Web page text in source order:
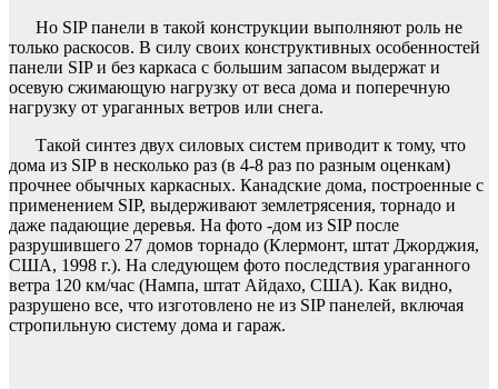
Но SIP панели в такой конструкции выполняют роль не
только раскосов. В силу своих конструктивных особенностей
панели SIP и без каркаса с большим запасом выдержат и
осевую сжимающую нагрузку от веса дома и поперечную
нагрузку от ураганных ветров или снега.
Такой синтез двух силовых систем приводит к тому, что
дома из SIP в несколько раз (в 4-8 раз по разным оценкам)
прочнее обычных каркасных. Канадские дома, построенные с
применением SIP, выдерживают землетрясения, торнадо и
даже падающие деревья. На фото -дом из SIP после
разрушившего 27 домов торнадо (Клермонт, штат Джорджия,
США, 1998 г.). На следующем фото последствия ураганного
ветра 120 км/час (Нампа, штат Айдахо, США). Как видно,
разрушено все, что изготовлено не из SIP панелей, включая
стропильную систему дома и гараж.